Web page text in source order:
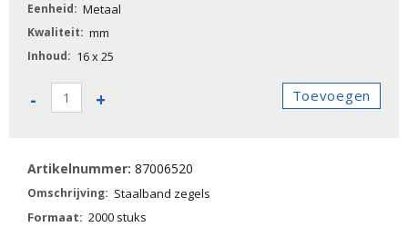
Metaal
mm
16 x 25
-
87006510
aantal
+ Toevoegen
87006520
Staalband zegels
2000 stuks